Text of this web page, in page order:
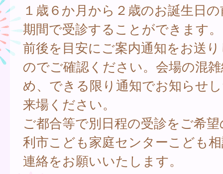
１歳６か月から２歳のお誕生日
期間で受診することができます
前後を目安にご案内通知をお送
のでご確認ください。会場の混
め、できる限り通知でお知らせ
来場ください。
ご都合等で別日程の受診をご希
利市こども家庭センターこども
連絡をお願いいたします。